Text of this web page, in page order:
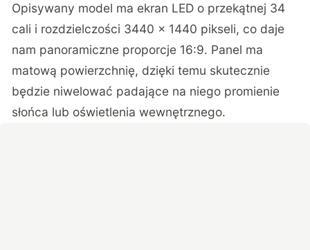
Opisywany model ma ekran LED o przekątnej 34
cali i rozdzielczości 3440 x 1440 pikseli, co daje
nam panoramiczne proporcje 16:9. Panel ma
matową powierzchnię, dzięki temu skutecznie
będzie niwelować padające na niego promienie
słońca lub oświetlenia wewnętrznego.